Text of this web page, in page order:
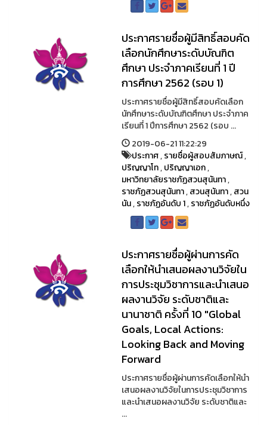
ประกาศรายชื่อผู้มีสิทธิ์สอบคัด
เลือกนักศึกษาระดับบัณฑิต
ศึกษา ประจำภาคเรียนที่ 1 ปี
การศึกษา 2562 (รอบ 1)
ประกาศรายชื่อผู้มีสิทธิ์สอบคัดเลือก
นักศึกษาระดับบัณฑิตศึกษา ประจำภาค
เรียนที่ 1 ปีการศึกษา 2562 (รอบ ...
2019-06-21 11:22:29
ประกาศ,รายชื่อผู้สอบสัมภาษณ์,
ปริญญาโท,ปริญญาเอก,
มหาวิทยาลัยราชภัฏสวนสุนันทา,
ราชภัฏสวนสุนันทา,สวนสุนันทา,สวน
นัน,ราชภัฏอันดับ 1,ราชภัฏอันดับหนึ่ง
ประกาศรายชื่อผู้ผ่านการคัด
เลือกให้นำเสนอผลงานวิจัยใน
การประชุมวิชาการและนำเสนอ
ผลงานวิจัย ระดับชาติและ
นานาชาติ ครั้งที่ 10 "Global
Goals, Local Actions:
Looking Back and Moving
Forward
ประกาศรายชื่อผู้ผ่านการคัดเลือกให้นำ
เสนอผลงานวิจัยในการประชุมวิชาการ
และนำเสนอผลงานวิจัย ระดับชาติและ
...